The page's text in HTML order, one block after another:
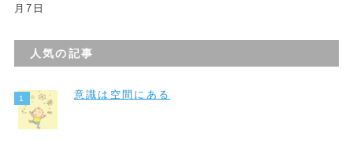
月7日
人気の記事
意識は空間にある